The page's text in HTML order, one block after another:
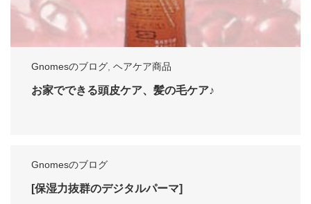
Gnomesのブログ ヘアケア商品
お家でできる頭皮ケア、髪の毛ケア♪
Gnomesのブログ
[保湿力抜群のデジタルパーマ]